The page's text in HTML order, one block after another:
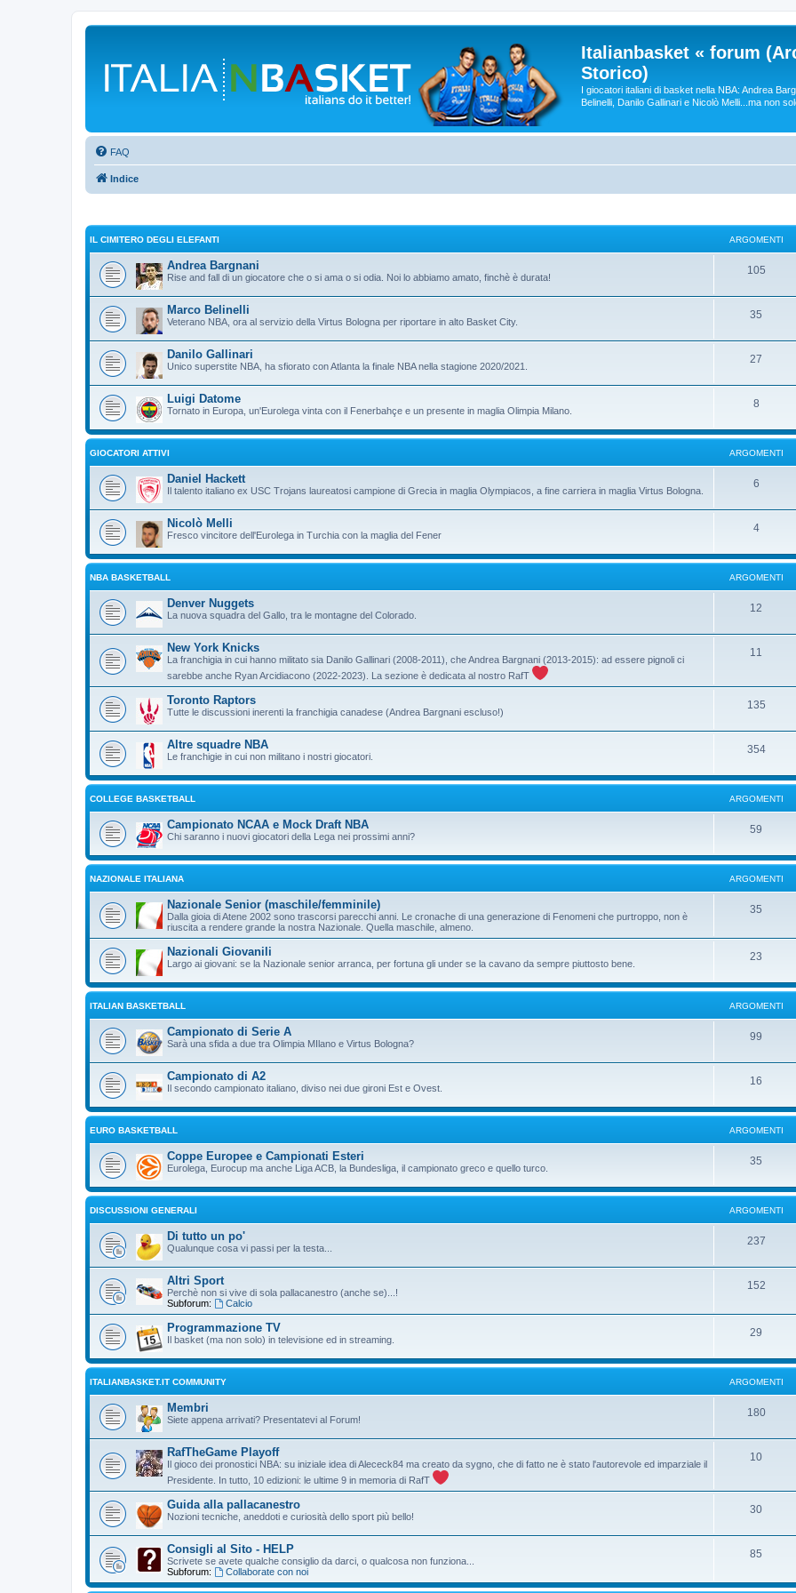
Italianbasket « forum
Storico)
I giocatori italiani di basket nella NBA: Andrea
Belinelli, Danilo Gallinari e Nicolò Melli...ma non
FAQ
Indice
IL CIMITERO DEGLI ELEFANTI ARGOMENTI
Andrea Bargnani
Rise and fall di un giocatore che o si ama o si odia. Noi lo abbiamo amato, finchè è durata!
105
Marco Belinelli
Veterano NBA, ora al servizio della Virtus Bologna per riportare in alto Basket City.
35
Danilo Gallinari
Unico superstite NBA, ha sfiorato con Atlanta la finale NBA nella stagione 2020/2021.
27
Luigi Datome
Tornato in Europa, un'Eurolega vinta con il Fenerbahçe e un presente in maglia Olimpia Milano.
8
GIOCATORI ATTIVI ARGOMENTI
Daniel Hackett
Il talento italiano ex USC Trojans laureatosi campione di Grecia in maglia Olympiacos, a fine carriera in maglia Virtus Bologna.
6
Nicolò Melli
Fresco vincitore dell'Eurolega in Turchia con la maglia del Fener
4
NBA BASKETBALL ARGOMENTI
Denver Nuggets
La nuova squadra del Gallo, tra le montagne del Colorado.
12
New York Knicks
La franchigia in cui hanno militato sia Danilo Gallinari (2008-2011), che Andrea Bargnani (2013-2015): ad essere pignoli ci
sarebbe anche Ryan Arcidiacono (2022-2023). La sezione è dedicata al nostro RafT
11
Toronto Raptors
Tutte le discussioni inerenti la franchigia canadese (Andrea Bargnani escluso!)
135
Altre squadre NBA
Le franchigie in cui non militano i nostri giocatori.
354
COLLEGE BASKETBALL ARGOMENTI
Campionato NCAA e Mock Draft NBA
Chi saranno i nuovi giocatori della Lega nei prossimi anni?
59
NAZIONALE ITALIANA ARGOMENTI
Nazionale Senior (maschile/femminile)
Dalla gioia di Atene 2002 sono trascorsi parecchi anni. Le cronache di una generazione di Fenomeni che purtroppo, non è
riuscita a rendere grande la nostra Nazionale. Quella maschile, almeno.
35
Nazionali Giovanili
Largo ai giovani: se la Nazionale senior arranca, per fortuna gli under se la cavano da sempre piuttosto bene.
23
ITALIAN BASKETBALL ARGOMENTI
Campionato di Serie A
Sarà una sfida a due tra Olimpia MIlano e Virtus Bologna?
99
Campionato di A2
Il secondo campionato italiano, diviso nei due gironi Est e Ovest.
16
EURO BASKETBALL ARGOMENTI
Coppe Europee e Campionati Esteri
Eurolega, Eurocup ma anche Liga ACB, la Bundesliga, il campionato greco e quello turco.
35
DISCUSSIONI GENERALI ARGOMENTI
Di tutto un po'
Qualunque cosa vi passi per la testa...
237
Altri Sport
Perchè non si vive di sola pallacanestro (anche se)...!
Subforum:
Calcio
152
Programmazione TV
Il basket (ma non solo) in televisione ed in streaming.
29
ITALIANBASKET.IT COMMUNITY ARGOMENTI
Membri
Siete appena arrivati? Presentatevi al Forum!
180
RafTheGame Playoff
Il gioco dei pronostici NBA: su iniziale idea di Alececk84 ma creato da sygno, che di fatto ne è stato l'autorevole ed imparziale il
Presidente. In tutto, 10 edizioni: le ultime 9 in memoria di RafT
10
Guida alla pallacanestro
Nozioni tecniche, aneddoti e curiosità dello sport più bello!
30
Consigli al Sito - HELP
Scrivete se avete qualche consiglio da darci, o qualcosa non funziona...
Subforum:
Collaborate con noi
85